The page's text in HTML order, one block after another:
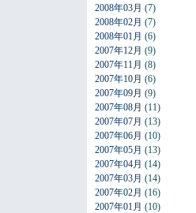
2008年03月 (7)
2008年02月 (7)
2008年01月 (6)
2007年12月 (9)
2007年11月 (8)
2007年10月 (6)
2007年09月 (9)
2007年08月 (11)
2007年07月 (13)
2007年06月 (10)
2007年05月 (13)
2007年04月 (14)
2007年03月 (14)
2007年02月 (16)
2007年01月 (10)